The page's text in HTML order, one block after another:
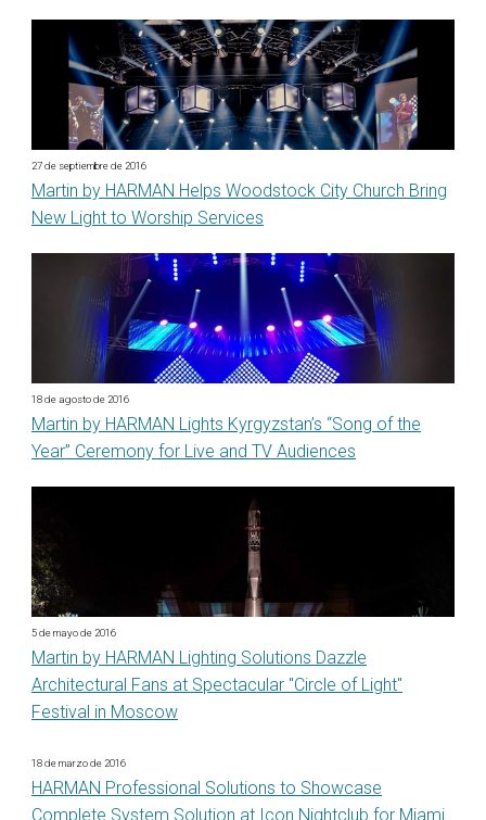
27 de septiembre de 2016
Martin by HARMAN Helps Woodstock City Church Bring
New Light to Worship Services
18 de agosto de 2016
Martin by HARMAN Lights Kyrgyzstan’s “Song of the
Year” Ceremony for Live and TV Audiences
5 de mayo de 2016
Martin by HARMAN Lighting Solutions Dazzle
Architectural Fans at Spectacular "Circle of Light"
Festival in Moscow
18 de marzo de 2016
HARMAN Professional Solutions to Showcase
Complete System Solution at Icon Nightclub for Miami